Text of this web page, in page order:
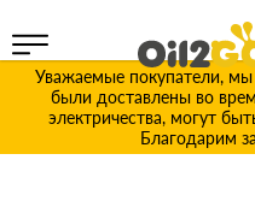
Уважаемые покупатели,
были доставлены во
электричества, могут
Благодарим